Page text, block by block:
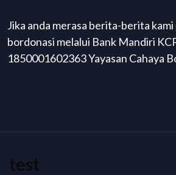
Jika anda merasa berita-berita
bordonasi melalui Bank Mandiri
1850001602363 Yayasan Cahaya
test